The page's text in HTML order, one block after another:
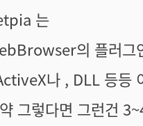
는
의 플러그
나 , DLL 등등
그렇다면 그런건